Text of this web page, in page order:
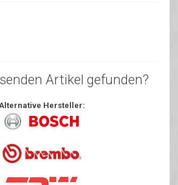
Artikel gefunden?
Hersteller: